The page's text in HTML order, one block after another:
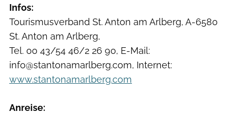
Infos:
Tourismusverband St. Anton am Arlberg, A-6580
St. Anton am Arlberg,
Tel. 00 43/54 46/2 26 90, E-Mail:
info@stantonamarlberg.com, Internet:
www.stantonamarlberg.com
Anreise: